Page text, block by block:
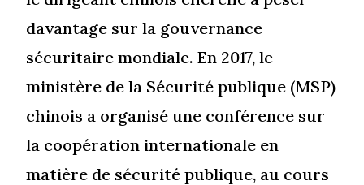
davantage sur la gouvernance
sécuritaire mondiale. En 2017, le
ministère de la Sécurité publique (MSP)
chinois a organisé une conférence sur
la coopération internationale en
matière de sécurité publique, au cours